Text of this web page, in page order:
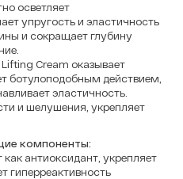
осветляет
упругость и эластичность
и сокращает глубину
Cream оказывает
ботулоподобным действием,
эластичность.
и шелушения, укрепляет
компоненты:
как антиоксидант, укрепляет
гиперреактивность